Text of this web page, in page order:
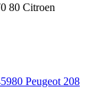
80 Citroen